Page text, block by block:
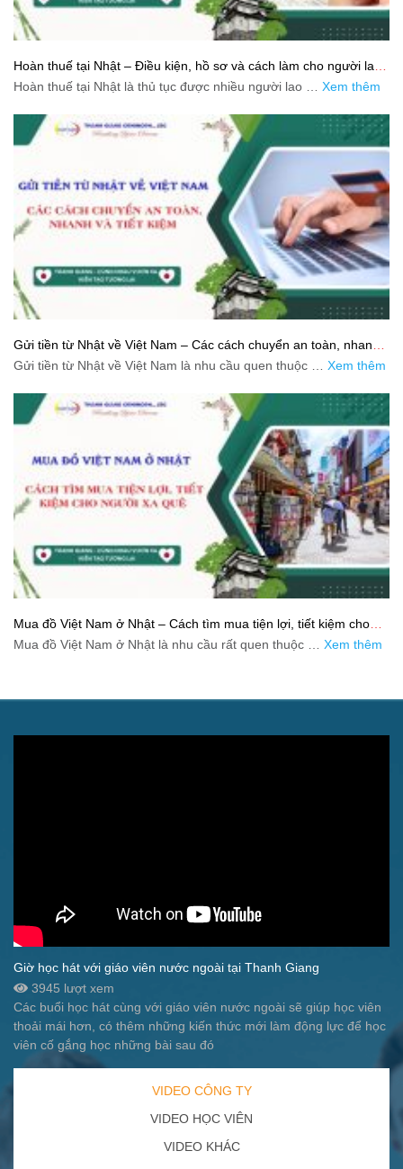
Hoàn thuế tại Nhật – Điều kiện, hồ sơ và cách làm cho người lao
động
Hoàn thuế tại Nhật là thủ tục được nhiều người lao … Xem thêm
Gửi tiền từ Nhật về Việt Nam – Các cách chuyển an toàn, nhanh
và tiết kiệm
Gửi tiền từ Nhật về Việt Nam là nhu cầu quen thuộc … Xem thêm
Mua đồ Việt Nam ở Nhật – Cách tìm mua tiện lợi, tiết kiệm cho
người xa quê
Mua đồ Việt Nam ở Nhật là nhu cầu rất quen thuộc … Xem thêm
Giờ học hát với giáo viên nước ngoài tại Thanh Giang
3945 lượt xem
Các buổi học hát cùng với giáo viên nước ngoài sẽ giúp học viên
thoải mái hơn, có thêm những kiến thức mới làm động lực để học
viên cố gắng học những bài sau đó
VIDEO CÔNG TY
VIDEO HỌC VIÊN
VIDEO KHÁC